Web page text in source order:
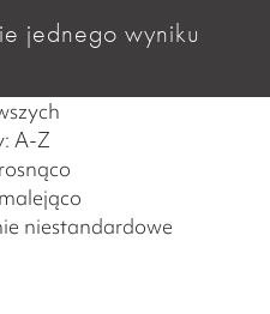
jednego wyniku
A-Z
niestandardowe